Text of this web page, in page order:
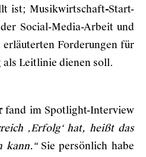
ist; Musikwirtschaft-Start-
Social-Media-Arbeit und
Forderungen für
Leitlinie dienen soll.
fand im Spotlight-Interview
‚Erfolg‘ hat, heißt das
kann.“Sie persönlich habe